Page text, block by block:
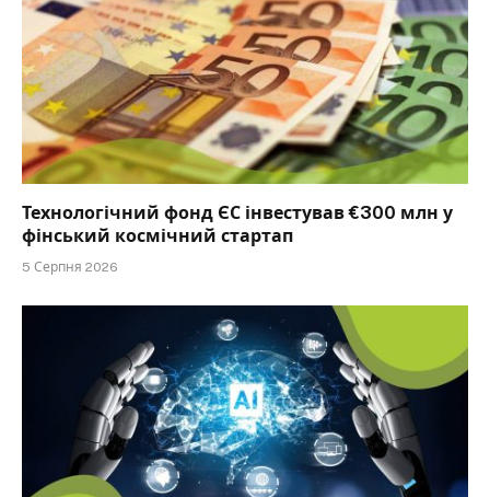
Технологічний фонд ЄС інвестував €300 млн у
фінський космічний стартап
5 Серпня 2026